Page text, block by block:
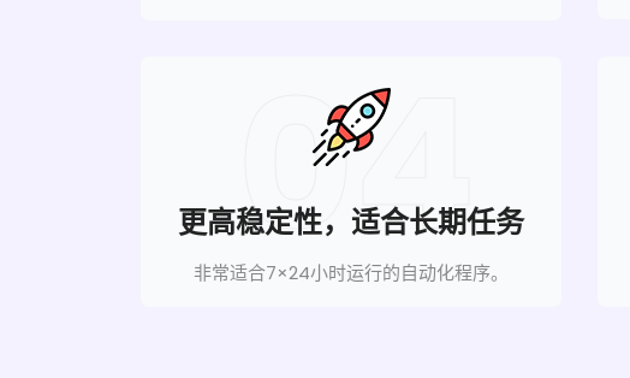
04
更高稳定性，适合长期任务
非常适合7×24小时运行的自动化程序。